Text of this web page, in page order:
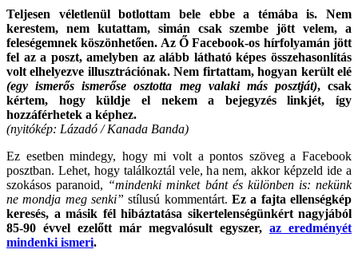
Teljesen véletlenül botlottam bele ebbe a témába is. Nem
kerestem, nem kutattam, simán csak szembe jött velem, a
feleségemnek köszönhetően. Az Ő Facebook-os hírfolyamán jött
fel az a poszt, amelyben az alább látható képes összehasonlítás
volt elhelyezve illusztrációnak. Nem firtattam, hogyan került elé
(egy ismerős ismerőse osztotta meg valaki más posztját), csak
kértem, hogy küldje el nekem a bejegyzés linkjét, így
hozzáférhetek a képhez.
(nyitókép: Lázadó / Kanada Banda)
Ez esetben mindegy, hogy mi volt a pontos szöveg a Facebook
posztban. Lehet, hogy találkoztál vele, ha nem, akkor képzeld ide a
szokásos paranoid, “mindenki minket bánt és különben is: nekünk
ne mondja meg senki” stílusú kommentárt. Ez a fajta ellenségkép
keresés, a másik fél hibáztatása sikertelenségünkért nagyjából
85-90 évvel ezelőtt már megvalósult egyszer, az eredményét
mindenki ismeri.